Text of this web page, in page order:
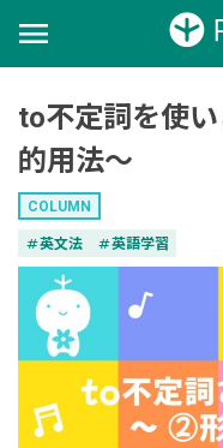
menu
to不定詞を使
的用法〜
COLUMN
tag英文法 tag英語学習